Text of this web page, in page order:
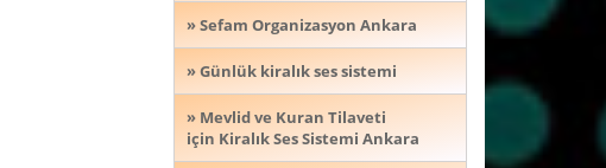
» Sefam Organizasyon Ankara
» Günlük kiralık ses sistemi
» Mevlid ve Kuran Tilaveti
için Kiralık Ses Sistemi Ankara